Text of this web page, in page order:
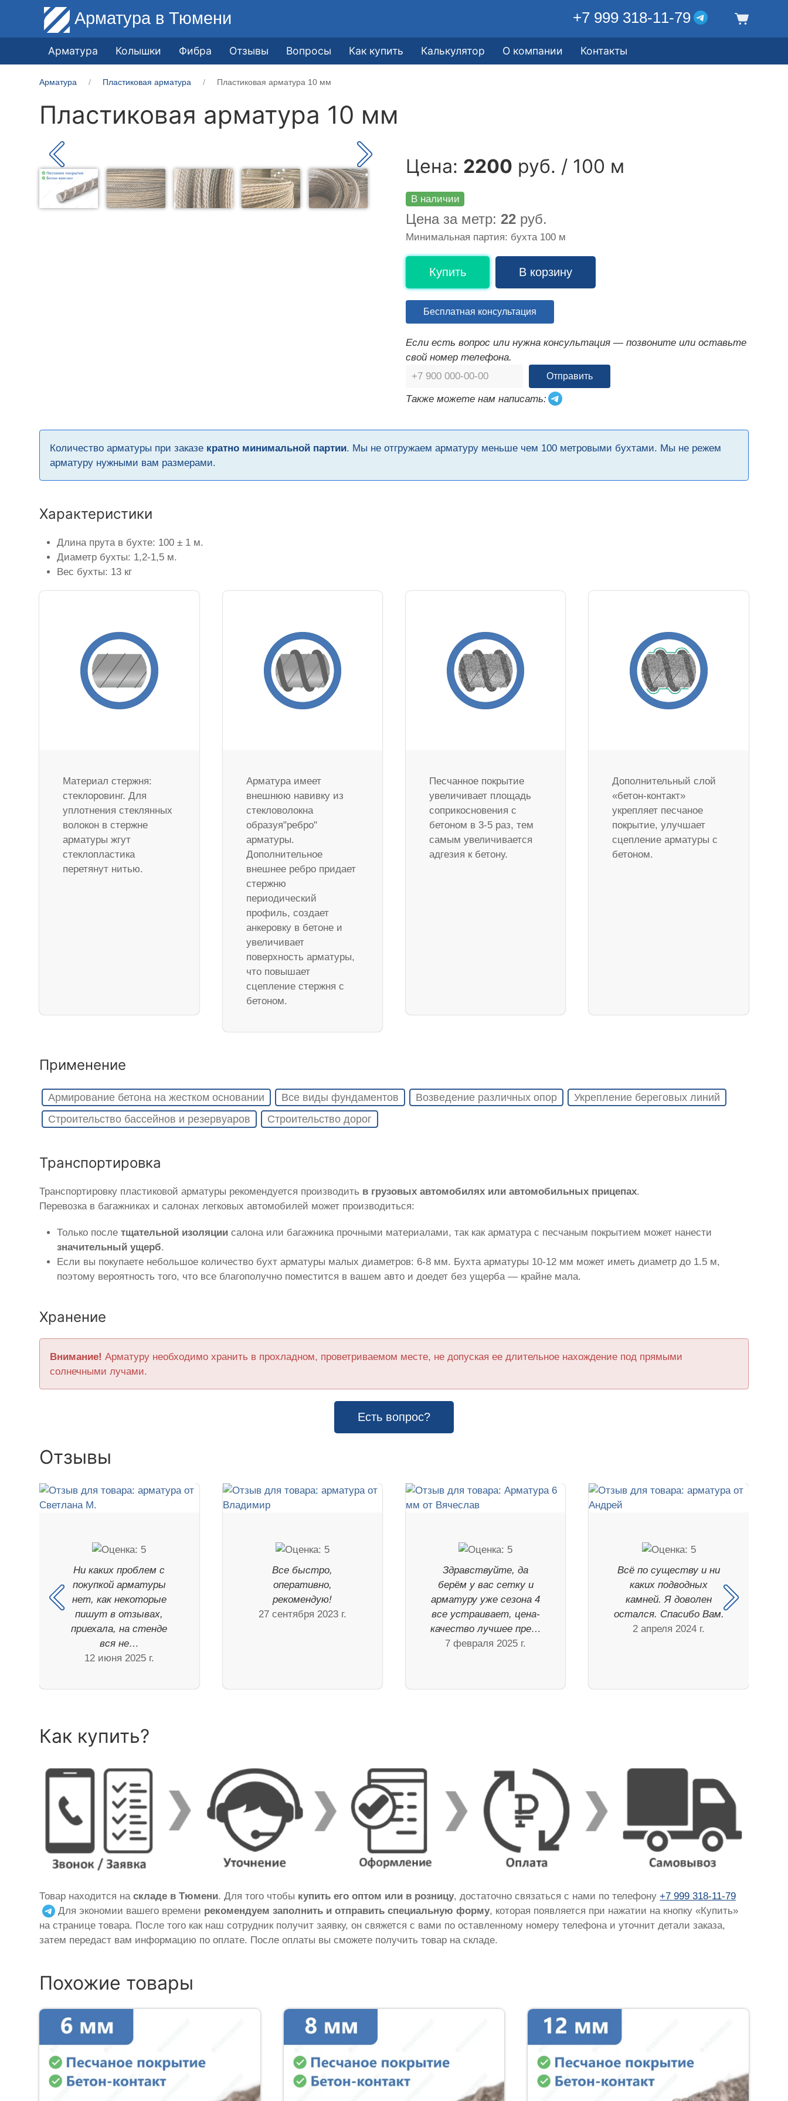
Арматура в Тюмени +7 999 318-11-79
Арматура Колышки Фибра Отзывы Вопросы Как купить Калькулятор О компании Контакты
Арматура Пластиковая арматура Пластиковая арматура 10 мм
Пластиковая арматура 10 мм
Цена: 2200 руб. / 100 м
В наличии
Цена за метр: 22 руб.
Минимальная партия: бухта 100 м
Купить В корзину
Бесплатная консультация
Если есть вопрос или нужна консультация — позвоните или оставьте
свой номер телефона.
Отправить
Также можете нам написать:
Количество арматуры при заказе кратно минимальной партии. Мы не отгружаем арматуру меньше чем 100 метровыми бухтами. Мы не режем
арматуру нужными вам размерами.
Характеристики
Длина прута в бухте: 100 ± 1 м.
Диаметр бухты: 1,2-1,5 м.
Вес бухты: 13 кг
Материал стержня:
стеклоровинг. Для
уплотнения стеклянных
волокон в стержне
арматуры жгут
стеклопластика
перетянут нитью.
Арматура имеет
внешнюю навивку из
стекловолокна
образуя"ребро"
арматуры.
Дополнительное
внешнее ребро придает
стержню
периодический
профиль, создает
анкеровку в бетоне и
увеличивает
поверхность арматуры,
что повышает
сцепление стержня с
бетоном.
Песчанное покрытие
увеличивает площадь
соприкосновения с
бетоном в 3-5 раз, тем
самым увеличивается
адгезия к бетону.
Дополнительный слой
«бетон-контакт»
укрепляет песчаное
покрытие, улучшает
сцепление арматуры с
бетоном.
Применение
Армирование бетона на жестком основании Все виды фундаментов Возведение различных опор
Укрепление береговых линий
Строительство бассейнов и резервуаров
Строительство дорог
Транспортировка
Транспортировку пластиковой арматуры рекомендуется производить в грузовых автомобилях или автомобильных прицепах.
Перевозка в багажниках и салонах легковых автомобилей может производиться:
Только послетщательной изоляции салона или багажника прочными материалами, так как арматура с песчаным покрытием может нанести
значительный ущерб.
Если вы покупаете небольшое количество бухт арматуры малых диаметров: 6-8 мм. Бухта арматуры 10-12 мм может иметь диаметр до 1.5 м,
поэтому вероятность того, что все благополучно поместится в вашем авто и доедет без ущерба — крайне мала.
Хранение
Внимание! Арматуру необходимо хранить в прохладном, проветриваемом месте, не допуская ее длительное нахождение под прямыми
солнечными лучами.
Есть вопрос?
Отзывы
Ни каких проблем с
покупкой арматуры
нет, как некоторые
пишут в отзывах,
приехала, на стенде
вся не…
12 июня 2025 г.
Все быстро,
оперативно,
рекомендую!
27 сентября 2023 г.
Здравствуйте, да
берём у вас сетку и
арматуру уже сезона 4
все устраивает, цена-
качество лучшее пре…
7 февраля 2025 г.
Всё по существу и ни
каких подводных
камней. Я доволен
остался. Спасибо Вам.
2 апреля 2024 г.
Как купить?
Товар находится наскладе в Тюмени. Для того чтобы купить его оптом или в розницу, достаточно связаться с нами по телефону+7 999 318-11-79
Для экономии вашего времени рекомендуем заполнить и отправить специальную форму, которая появляется при нажатии на кнопку «Купить»
на странице товара. После того как наш сотрудник получит заявку, он свяжется с вами по оставленному номеру телефона и уточнит детали заказа,
затем передаст вам информацию по оплате. После оплаты вы сможете получить товар на складе.
Похожие товары